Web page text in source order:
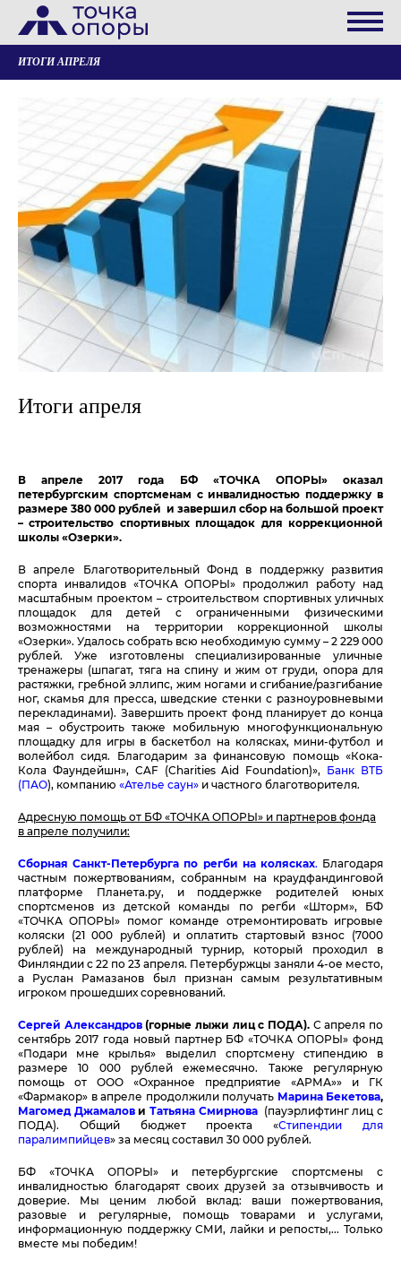
ИТОГИ АПРЕЛЯ
Итоги апреля
В апреле 2017 года БФ «ТОЧКА ОПОРЫ» оказал
петербургским спортсменам с инвалидностью поддержку в
размере 380 000 рублей и завершил сбор на большой проект
– строительство спортивных площадок для коррекционной
школы «Озерки».
В апреле Благотворительный Фонд в поддержку развития
спорта инвалидов «ТОЧКА ОПОРЫ» продолжил работу над
масштабным проектом – строительством спортивных уличных
площадок для детей с ограниченными физическими
возможностями на территории коррекционной школы
«Озерки». Удалось собрать всю необходимую сумму – 2 229 000
рублей. Уже изготовлены специализированные уличные
тренажеры (шпагат, тяга на спину и жим от груди, опора для
растяжки, гребной эллипс, жим ногами и сгибание/разгибание
ног, скамья для пресса, шведские стенки с разноуровневыми
перекладинами). Завершить проект фонд планирует до конца
мая – обустроить также мобильную многофункциональную
площадку для игры в баскетбол на колясках, мини-футбол и
волейбол сидя. Благодарим за финансовую помощь «Кока-
Кола Фаундейшн», CAF (Charities Aid Foundation)», Банк ВТБ
(ПАО), компанию «Ателье саун» и частного благотворителя.
Адресную помощь от БФ «ТОЧКА ОПОРЫ» и партнеров фонда
в апреле получили:
Сборная Санкт-Петербурга по регби на колясках. Благодаря
частным пожертвованиям, собранным на краудфандинговой
платформе Планета.ру, и поддержке родителей юных
спортсменов из детской команды по регби «Шторм», БФ
«ТОЧКА ОПОРЫ» помог команде отремонтировать игровые
коляски (21 000 рублей) и оплатить стартовый взнос (7000
рублей) на международный турнир, который проходил в
Финляндии с 22 по 23 апреля. Петербуржцы заняли 4-ое место,
а Руслан Рамазанов был признан самым результативным
игроком прошедших соревнований.
Сергей Александров(горные лыжи лиц с ПОДА). С апреля по
сентябрь 2017 года новый партнер БФ «ТОЧКА ОПОРЫ» фонд
«Подари мне крылья» выделил спортсмену стипендию в
размере 10 000 рублей ежемесячно. Также регулярную
помощь от ООО «Охранное предприятие «АРМА»» и ГК
«Фармакор» в апреле продолжили получать Марина Бекетова,
Магомед Джамалови Татьяна Смирнова(пауэрлифтинг лиц с
ПОДА). Общий бюджет проекта «Стипендии для
паралимпийцев» за месяц составил 30 000 рублей.
БФ «ТОЧКА ОПОРЫ» и петербургские спортсмены с
инвалидностью благодарят своих друзей за отзывчивость и
доверие. Мы ценим любой вклад: ваши пожертвования,
разовые и регулярные, помощь товарами и услугами,
информационную поддержку СМИ, лайки и репосты,... Только
вместе мы победим!